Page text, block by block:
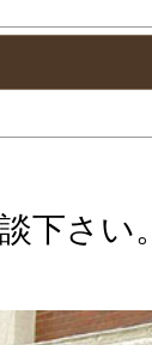
下さい。